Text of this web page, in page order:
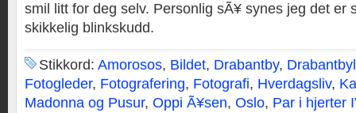
smil litt for deg selv. Personlig sÃ¥ synes jeg det er
skikkelig blinkskudd.
Stikkord: Amorosos, Bildet, Drabantby,
Fotogleder, Fotografering, Fotografi, Hverdagsliv,
Madonna og Pusur, Oppi Ã¥sen, Oslo, Par i hjerter